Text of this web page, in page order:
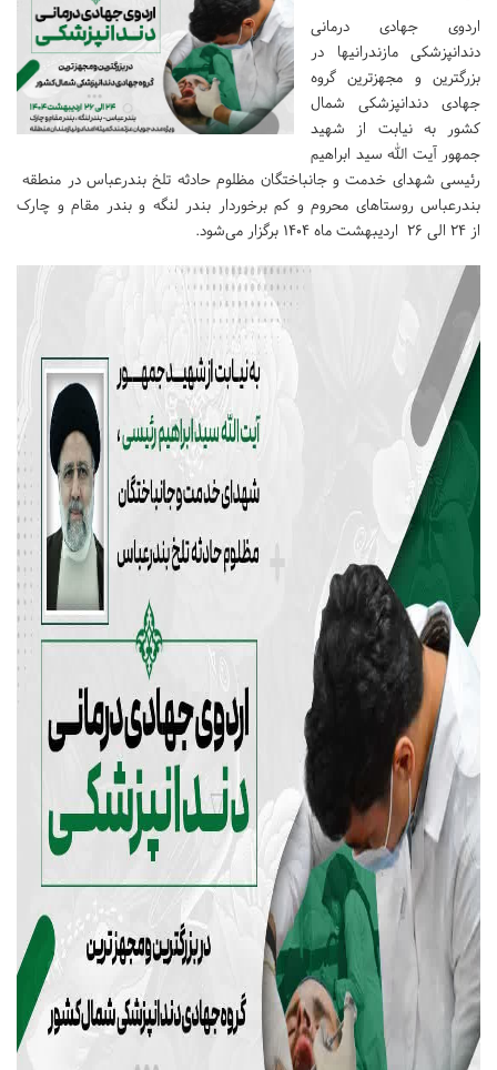
اردوی جهادی درمانی
دندانپزشکی مازندرانیها در
بزرگترین و مجهزترین گروه
جهادی دندانپزشکی شمال
کشور به نیابت از شهید
جمهور آیت الله سید ابراهیم
رئیسی شهدای خدمت و جانباختگان مظلوم حادثه تلخ بندرعباس در منطقه
بندرعباس روستاهای محروم و کم برخوردار بندر لنگه و بندر مقام و چارک
از ۲۴ الی ۲۶ اردیبهشت ماه ۱۴۰۴ برگزار می‌شود.